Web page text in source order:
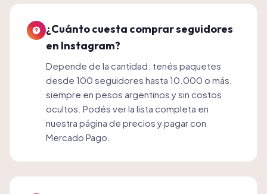
¿Cuánto cuesta comprar seguidores
en Instagram?
Depende de la cantidad: tenés paquetes
desde 100 seguidores hasta 10.000 o más,
siempre en pesos argentinos y sin costos
ocultos. Podés ver la lista completa en
nuestra página de precios y pagar con
Mercado Pago.